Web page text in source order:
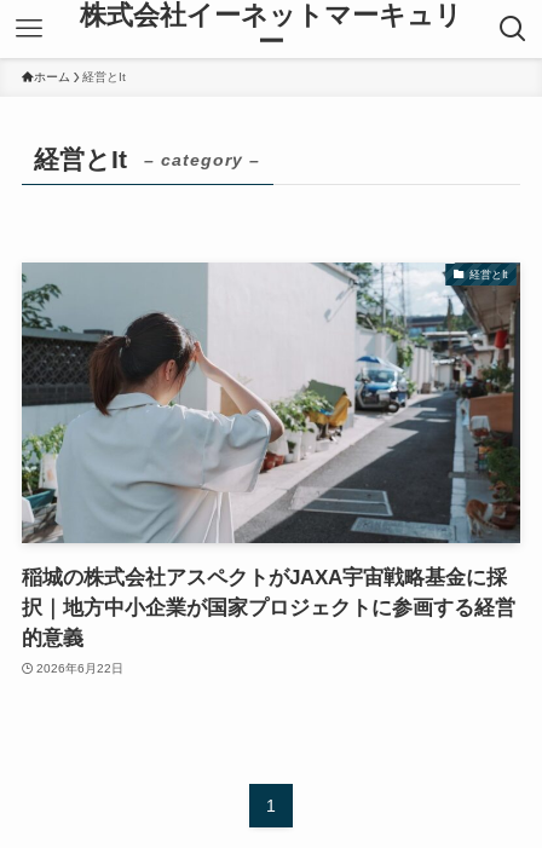
株式会社イーネットマーキュリ
ー
ホーム 経営とIt
経営とIt – category –
経営とIt
稲城の株式会社アスペクトがJAXA宇宙戦略基金に採
択｜地方中小企業が国家プロジェクトに参画する経営
的意義
2026年6月22日
1